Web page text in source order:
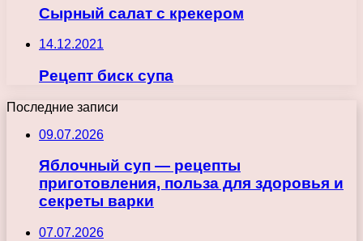
Сырный салат с крекером
14.12.2021
Рецепт биск супа
Последние записи
09.07.2026
Яблочный суп — рецепты
приготовления, польза для здоровья и
секреты варки
07.07.2026